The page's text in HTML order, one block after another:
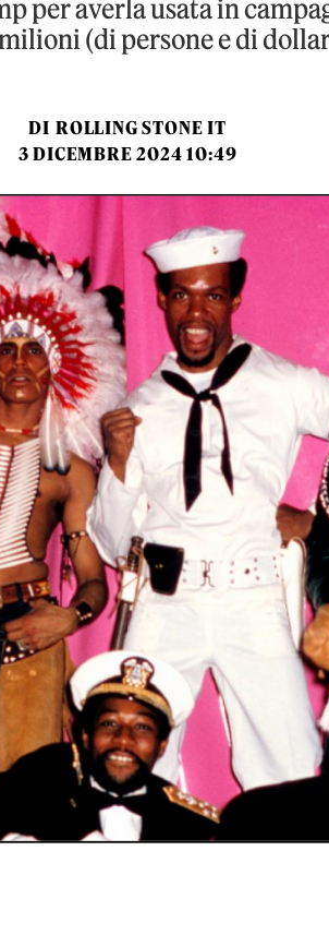
per averla usata in
(di persone e di
DI ROLLING STONE IT
3 DICEMBRE 2024 10:49